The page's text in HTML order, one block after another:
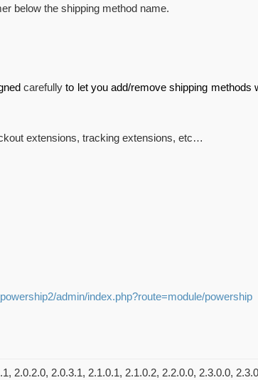
below the shipping method name.
carefully to let you add/remove shipping methods
extensions, tracking extensions, etc…
admin/index.php?route=module/powership
2.0.2.0, 2.0.3.1, 2.1.0.1, 2.1.0.2, 2.2.0.0, 2.3.0.0,